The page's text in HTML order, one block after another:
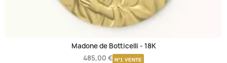
Madone de Botticelli - 18K
485,00 € N°1 VENTE